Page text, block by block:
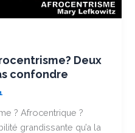
Deux
confondre
? Afrocentrique ?
grandissante qu’a la